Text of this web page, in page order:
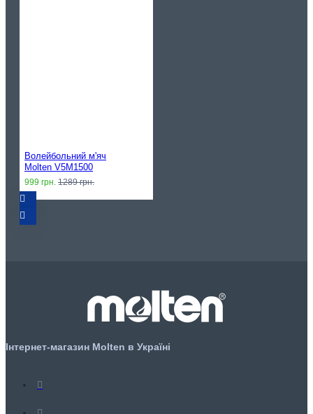
Волейбольний м'яч
Molten V5M1500
999 грн. 1289 грн.
Інтернет-магазин Molten в Україні